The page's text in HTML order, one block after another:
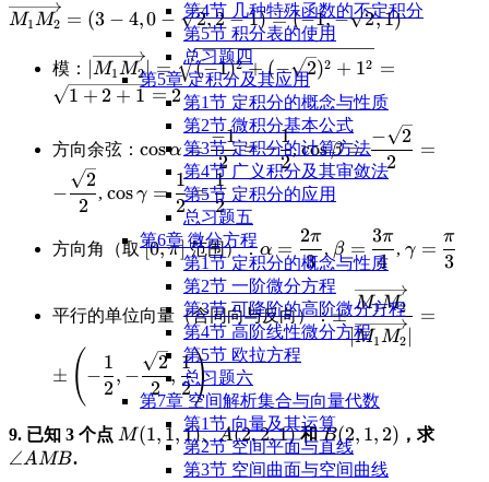
第4节 几种特殊函数的不定积分
第5节 积分表的使用
总习题四
第5章 定积分及其应用
第1节 定积分的概念与性质
第2节 微积分基本公式
第3节 定积分的计算方法
第4节 广义积分及其审敛法
第5节 定积分的应用
总习题五
第6章 微分方程
第1节 定积分的概念与性质
第2节 一阶微分方程
第3节 可降阶的高阶微分方程
第4节 高阶线性微分方程
第5节 欧拉方程
总习题六
第7章 空间解析集合与向量代数
第1节 向量及其运算
第2节 空间平面与直线
第3节 空间曲面与空间曲线
\displaystyle
\overrightarrow{M_1M_2}
= (3-4, 0-\sqrt{2}, 2-1) =
(-1, -\sqrt{2}, 1)
M1 M2 = (3 − 4,0 − 2,2−1) = (−1,− 2,1)
模： \displaystyle
|\overrightarrow{M_1M_2}|
= \sqrt{(-1)^2 + (-
\sqrt{2})^2 + 1^2} =
\sqrt{1 + 2 + 1} =
M1M2∣ = (−1)2 +(− 2)2 + 12 =
1 + 2 + 1 =\displaystyle
2
2
方向余弦：
\displaystyle
\cos\alpha
= \frac{-1}
{2} =
cosα =
2
−1
=
\displaystyle
-\frac{1}{2}
−
2
1
,
\displaystyle
\cos\beta =
\frac{-
\sqrt{2}}
{2} =
cosβ =
2
− 2
=
−
2
2
,
\displaystyle
\cos\gamma
= \frac{1}
{2} =
cosγ =
2
1
=
\displaystyle
\frac {1}{2}
2
1
方向角（取\displaystyle
[0,\pi]
[0,π]范围）： \displaystyle
\alpha =
α = \displaystyle
\frac{2\pi}
{3}
3
2π
, \displaystyle
\beta =
β = \displaystyle
\frac{3\pi}
{4}
4
3π
,
\gamma
γ =
3
π
平行的单位向量（含同向与反向）：
\displaystyle \pm
±
∣M1M2
M1M2 =
± ( −
2
1
, −
2
2
,
2
1)
9. 已知 3 个点 \displaystyle
M(1,1,1)
M(1, 1,1)、\displaystyle
A(2,2,1)
A(2,2,1)和\displaystyle
B(2,1,2)
B(2, 1, 2) ，求
∠AMB.